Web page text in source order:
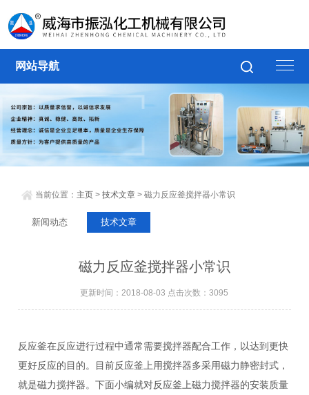
网站导航
当前位置： 主页 >技术文章 > 磁力反应釜搅拌器小常识
新闻动态 技术文章
磁力反应釜搅拌器小常识
更新时间：2018-08-03 点击次数：3095
反应釜在反应进行过程中通常需要搅拌器配合工作，以达到更快
更好反应的目的。目前反应釜上用搅拌器多采用磁力静密封式，
就是磁力搅拌器。下面小编就对反应釜上磁力搅拌器的安装质量